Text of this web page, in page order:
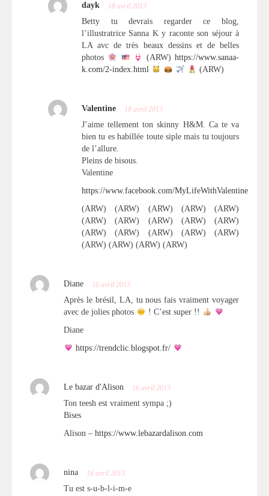
dayk 18 avril 2013
Betty tu devrais regarder ce blog,
l’illustratrice Sanna K y raconte son séjour à
LA avc de très beaux dessins et de belles
photos
(ARW)https://www.sanaa-
k.com/2-index.html
(ARW)
Valentine 18 avril 2013
J’aime tellement ton skinny H&M. Ca te va
bien tu es habillée toute siple mais tu toujours
de l’allure.
Pleins de bisous.
Valentine
https://www.facebook.com/MyLifeWithValentine
(ARW) (ARW) (ARW) (ARW) (ARW)
(ARW) (ARW) (ARW) (ARW) (ARW)
(ARW) (ARW) (ARW) (ARW) (ARW)
(ARW) (ARW) (ARW) (ARW)
Diane 16 avril 2013
Après le brésil, LA, tu nous fais vraiment voyager
avec de jolies photos
! C’est super !!
Diane
https://trendclic.blogspot.fr/
Le bazar d'Alison 16 avril 2013
Ton teesh est vraiment sympa ;)
Bises
Alison – https://www.lebazardalison.com
nina 16 avril 2013
Tu est s-u-b-l-i-m-e